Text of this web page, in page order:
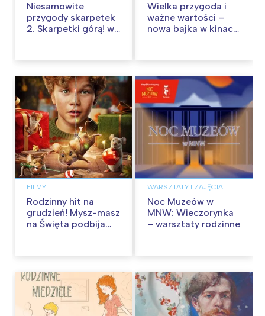
Niesamowite
przygody skarpetek
2. Skarpetki górą! w
Wielka przygoda i
ważne wartości –
nowa bajka w kinach
FILMY
Rodzinny hit na
grudzień! Mysz-masz
na Święta podbija
WARSZTATY I ZAJĘCIA
Noc Muzeów w
MNW: Wieczorynka
– warsztaty rodzinne